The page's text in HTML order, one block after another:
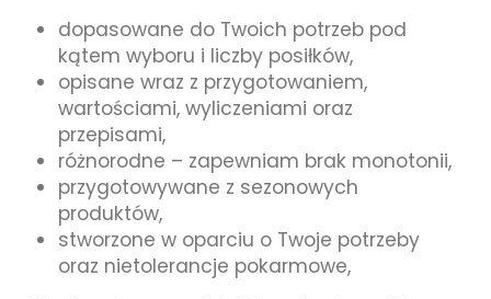
dopasowane do Twoich potrzeb pod
kątem wyboru i liczby posiłków,
opisane wraz z przygotowaniem,
wartościami, wyliczeniami oraz
przepisami,
różnorodne – zapewniam brak monotonii,
przygotowywane z sezonowych
produktów,
stworzone w oparciu o Twoje potrzeby
oraz nietolerancje pokarmowe,